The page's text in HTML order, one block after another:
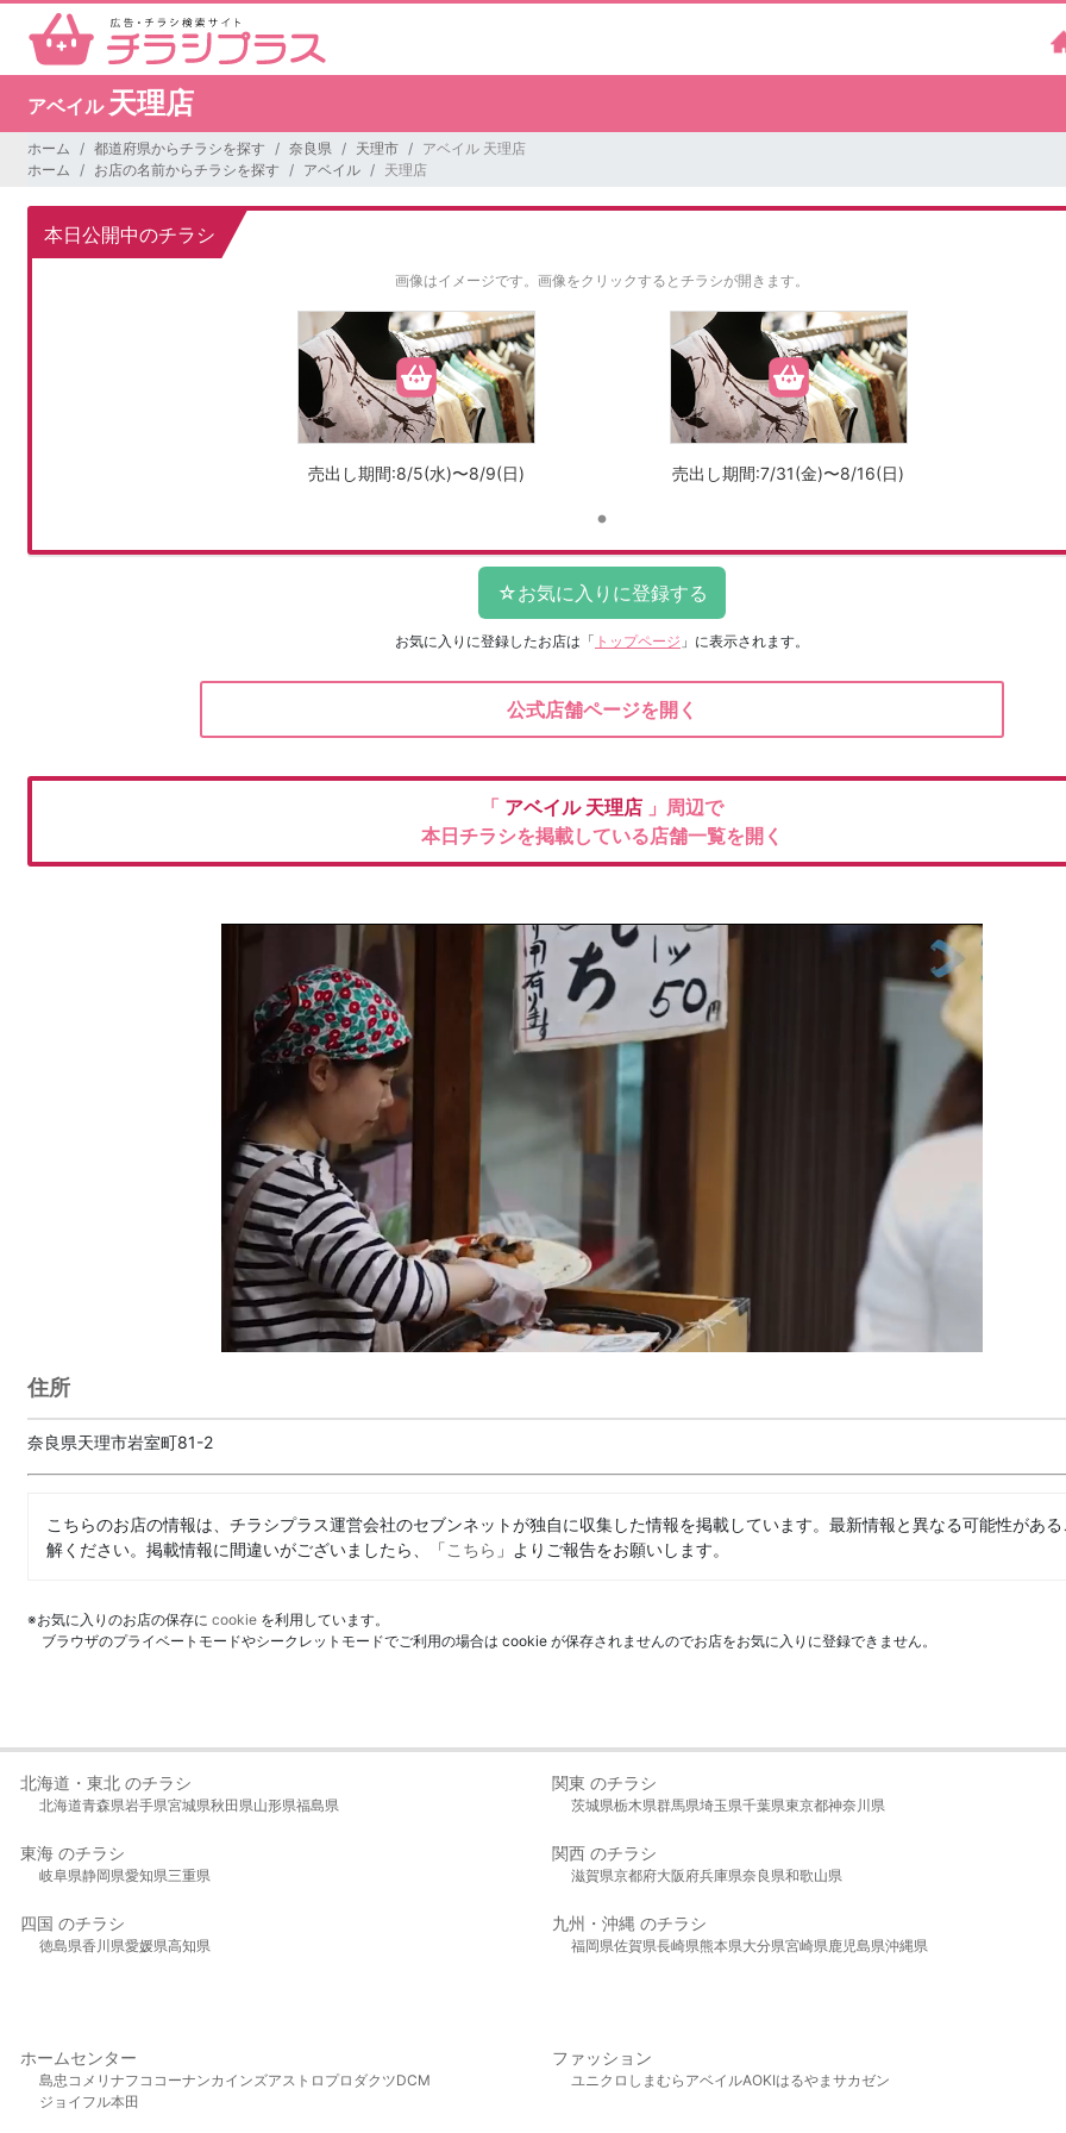
アベイル 天理店
ホーム 都道府県からチラシを探す 奈良県 天理市
アベイル 天理店
ホーム
お店の名前からチラシを探す アベイル 天理店
本日公開中のチラシ
画像はイメージです。 画像をクリックするとチラシが開きます。
売出し期間:8/5(水)〜8/9(日) 売出し期間:7/31(金)〜8/16(日)
お気に入りに登録したお店は 「 トップページ 」に表示されます。
公式店舗ページを開く
「 アベイル 天理店 」周辺で
本日チラシを掲載している店舗一覧を開く
住所
奈良県天理市岩室町81-2
こちらのお店の情報は、チラシプラス運営会社のセブンネットが独自に収集した情報を掲載しています。最新情報と異なる可能性があ
解ください。掲載情報に間違いがございましたら、「こちら 」よりご報告をお願いします。
※お気に入りのお店の保存に cookie を利用しています。
ブラウザのプライベートモードやシークレットモードでご利用の場合は cookie が保存されませんのでお店をお気に入りに登録できません。
北海道・東北 のチラシ
北海道青森県岩手県宮城県秋田県山形県福島県
関東 のチラシ
茨城県栃木県群馬県埼玉県千葉県東京都神奈川県
東海 のチラシ
岐阜県静岡県愛知県三重県
関西 のチラシ
滋賀県京都府大阪府兵庫県奈良県和歌山県
四国 のチラシ
徳島県香川県愛媛県高知県
九州・沖縄 のチラシ
福岡県佐賀県長崎県熊本県大分県宮崎県鹿児島県沖縄県
ホームセンター
島忠 コメリ ナフコ コーナンカインズアストロプロダクツDCM
ジョイフル本田
ファッション
ユニクロ しまむら アベイルAOKIはるやま サカゼン